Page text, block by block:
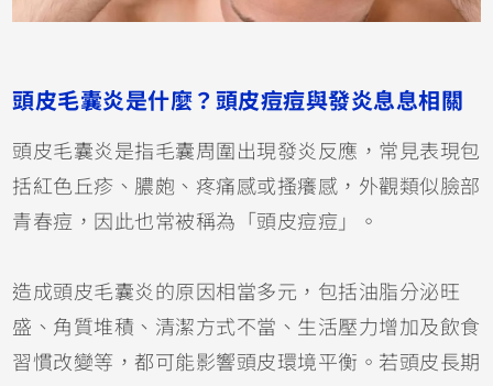
頭皮毛囊炎是什麼？頭皮痘痘與發炎息息相關
頭皮毛囊炎是指毛囊周圍出現發炎反應，常見表現包
括紅色丘疹、膿皰、疼痛感或搔癢感，外觀類似臉部
青春痘，因此也常被稱為「頭皮痘痘」。
造成頭皮毛囊炎的原因相當多元，包括油脂分泌旺
盛、角質堆積、清潔方式不當、生活壓力增加及飲食
習慣改變等，都可能影響頭皮環境平衡。若頭皮長期